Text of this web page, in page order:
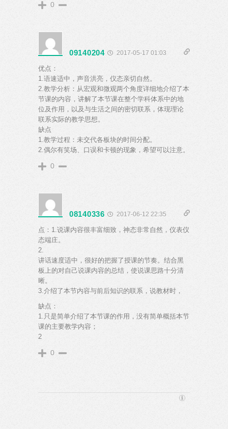
0
09140204 2017-05-17 01:03
优点：
1.语速适中，声音洪亮，仪态亲切自然。
2.教学分析：从宏观和微观两个角度详细地介绍了本
节课的内容，讲解了本节课在整个学科体系中的地
位及作用，以及与生活之间的密切联系，体现理论
联系实际的教学思想。
缺点
1.教学过程：未交代各板块的时间分配。
2.偶尔有笑场、口误和卡顿的现象，希望可以注意。
0
08140336 2017-06-12 22:35
点：1.说课内容很丰富细致，神态非常自然，仪表仪
态端庄。
2.
讲话速度适中，很好的把握了授课的节奏。结合黑
板上的对自己说课内容的总结，使说课思路十分清
晰。
3.介绍了本节内容与前后知识的联系，说教材时，
缺点：
1.只是简单介绍了本节课的作用，没有简单概括本节
课的主要教学内容；
2
0